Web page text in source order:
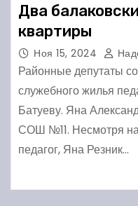
Два
квартиры
Ноя 15, 2024
Районные депутаты
служебного жилья
Батуеву. Яна
СОШ №11. Несмотря
педагог, Яна Резник…